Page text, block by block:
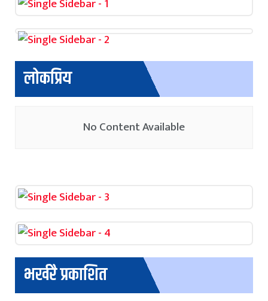
लोकप्रिय
No Content Available
भर्खरै प्रकाशित